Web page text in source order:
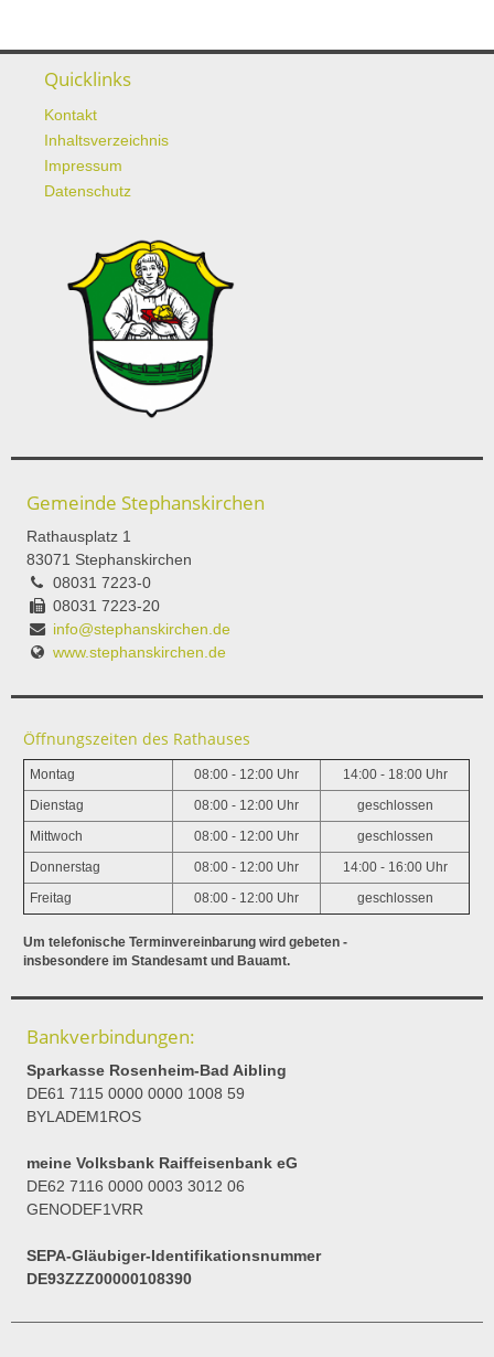
Quicklinks
Kontakt
Inhaltsverzeichnis
Impressum
Datenschutz
Gemeinde Stephanskirchen
Rathausplatz 1
83071 Stephanskirchen
08031 7223-0
08031 7223-20
info@stephanskirchen.de
www.stephanskirchen.de
Öffnungszeiten des Rathauses
Montag 08:00 - 12:00 Uhr 14:00 - 18:00 Uhr
Dienstag 08:00 - 12:00 Uhr geschlossen
Mittwoch 08:00 - 12:00 Uhr geschlossen
Donnerstag 08:00 - 12:00 Uhr 14:00 - 16:00 Uhr
Freitag 08:00 - 12:00 Uhr geschlossen
Um telefonische Terminvereinbarung wird gebeten -
insbesondere im Standesamt und Bauamt.
Bankverbindungen:
Sparkasse Rosenheim-Bad Aibling
DE61 7115 0000 0000 1008 59
BYLADEM1ROS
meine Volksbank Raiffeisenbank eG
DE62 7116 0000 0003 3012 06
GENODEF1VRR
SEPA-Gläubiger-Identifikationsnummer
DE93ZZZ00000108390